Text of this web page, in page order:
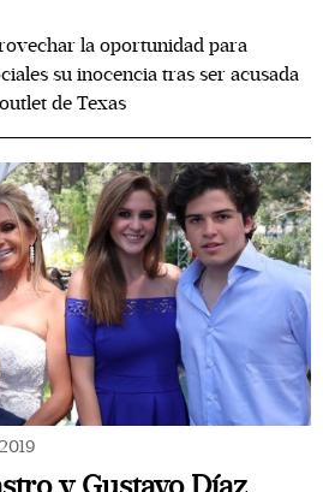
la oportunidad para
su inocencia tras ser acusada
de Texas